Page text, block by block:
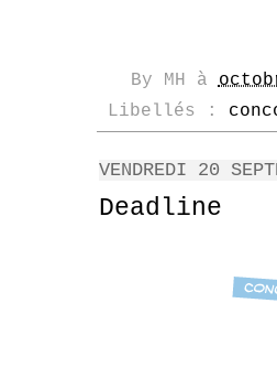
By MH à
Libellés :
VENDREDI 20
Deadline